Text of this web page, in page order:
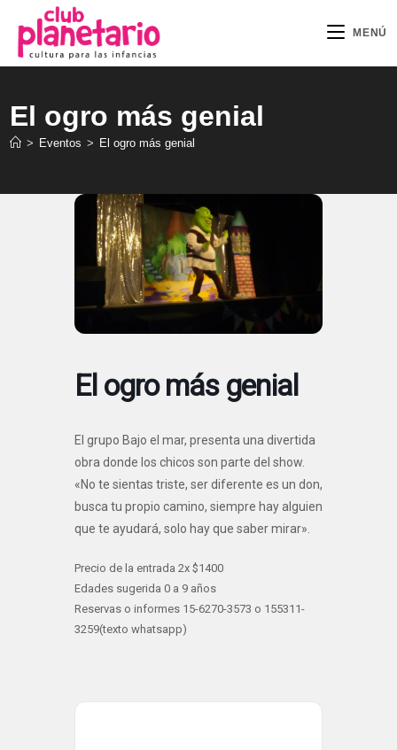
contenido
MENÚ
El ogro más genial
> Eventos > El ogro más genial
El ogro más genial
El grupo Bajo el mar, presenta una divertida
obra donde los chicos son parte del show.
«No te sientas triste, ser diferente es un don,
busca tu propio camino, siempre hay alguien
que te ayudará, solo hay que saber mirar».
Precio de la entrada 2x $1400
Edades sugerida 0 a 9 años
Reservas o informes 15-6270-3573 o 155311-
3259(texto whatsapp)